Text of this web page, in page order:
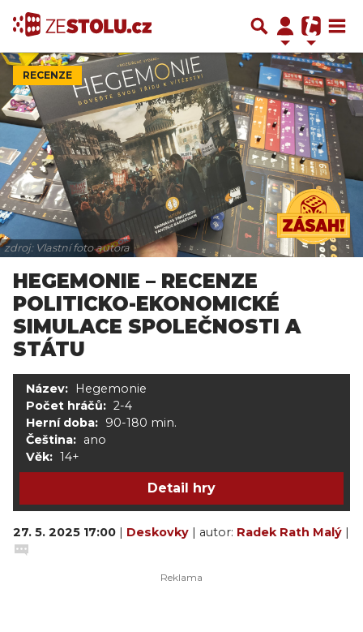
RECENZE
zdroj: Vlastní foto autora
HEGEMONIE – RECENZE
POLITICKO-EKONOMICKÉ
SIMULACE SPOLEČNOSTI A
STÁTU
Název:
Hegemonie
Počet hráčů: 2-4
Herní doba: 90-180 min.
Čeština: ano
Věk: 14+
Detail hry
27. 5. 2025 17:00 | Deskovky | autor: Radek Rath Malý |